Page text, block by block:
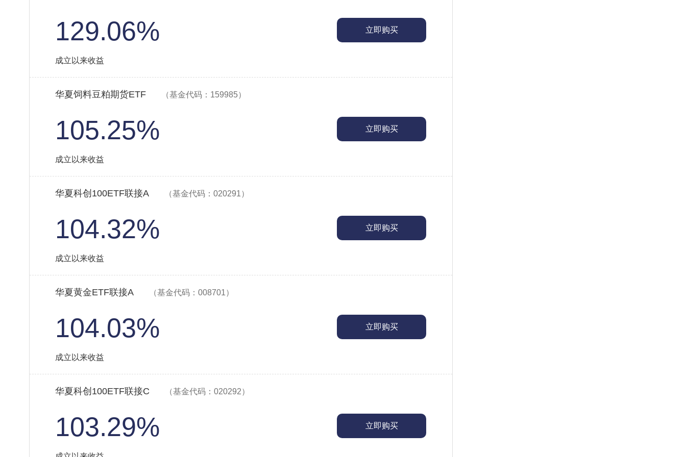
129.06%
成立以来收益
立即购买
华夏饲料豆粕期货ETF （基金代码：159985）
105.25%
成立以来收益
立即购买
华夏科创100ETF联接A （基金代码：020291）
104.32%
成立以来收益
立即购买
华夏黄金ETF联接A （基金代码：008701）
104.03%
成立以来收益
立即购买
华夏科创100ETF联接C （基金代码：020292）
103.29% 立即购买